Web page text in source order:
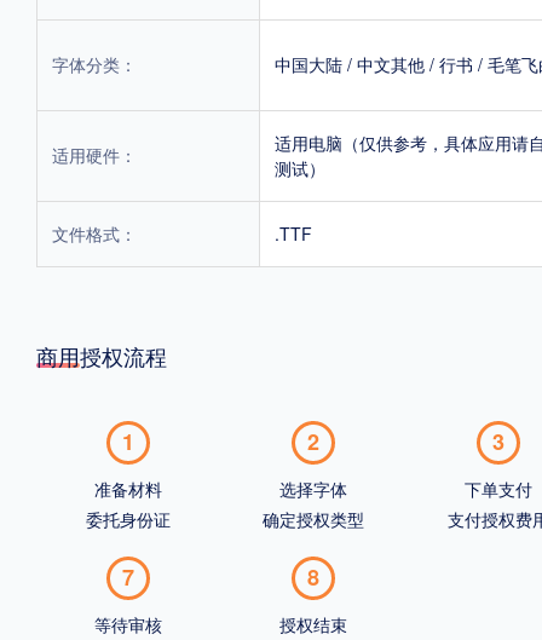
字体分类： 中国大陆 / 中文其他 / 行书 / 毛笔
适用硬件：
适用电脑（仅供参考，具体应用请
测试）
文件格式： .TTF
商用授权流程
1
准备材料
委托身份证
2
选择字体
确定授权类型
3
下单支付
支付授权费
7
等待审核
8
授权结束